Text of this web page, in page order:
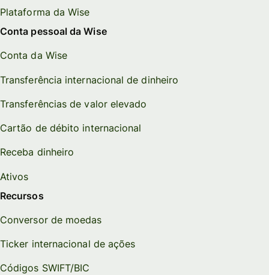
Plataforma da Wise
Conta pessoal da Wise
Conta da Wise
Transferência internacional de dinheiro
Transferências de valor elevado
Cartão de débito internacional
Receba dinheiro
Ativos
Recursos
Conversor de moedas
Ticker internacional de ações
Códigos SWIFT/BIC